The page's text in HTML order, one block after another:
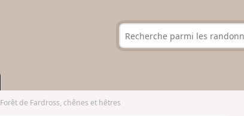
Forêt de Fardross, chênes et hêtres